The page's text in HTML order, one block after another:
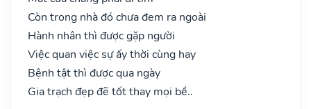
Còn trong nhà đó chưa đem ra ngoài
Hành nhân thì được gặp người
Việc quan việc sự ấy thời cùng hay
Bệnh tật thì được qua ngày
Gia trạch đẹp đẽ tốt thay mọi bề..